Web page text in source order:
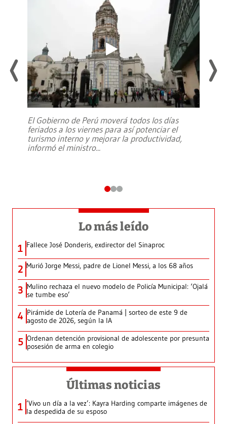
El Gobierno de Perú moverá todos los días
feriados a los viernes para así potenciar el
turismo interno y mejorar la productividad,
informó el ministro...
Lo más leído
1 Fallece José Donderis, exdirector del Sinaproc
2 Murió Jorge Messi, padre de Lionel Messi, a los 68 años
3 Mulino rechaza el nuevo modelo de Policía Municipal: ‘Ojalá
se tumbe eso’
4 Pirámide de Lotería de Panamá | sorteo de este 9 de
agosto de 2026, según la IA
5 Ordenan detención provisional de adolescente por presunta
posesión de arma en colegio
Últimas noticias
1 ‘Vivo un día a la vez’: Kayra Harding comparte imágenes de
la despedida de su esposo